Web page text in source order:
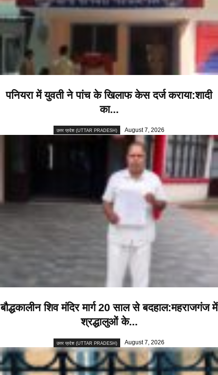
पनियरा में युवती ने पांच के खिलाफ केस दर्ज कराया:शादी
का...
उत्तर प्रदेश (UTTAR PRADESH) August 7, 2026
बौद्धकालीन शिव मंदिर मार्ग 20 साल से बदहाल:महराजगंज में
श्रद्धालुओं के...
उत्तर प्रदेश (UTTAR PRADESH) August 7, 2026